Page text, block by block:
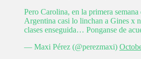
Pero Carolina, en la primera
Argentina casi lo linchan a Gines x
clases enseguida… Ponganse de
— Maxi Pérez (@perezmaxi)